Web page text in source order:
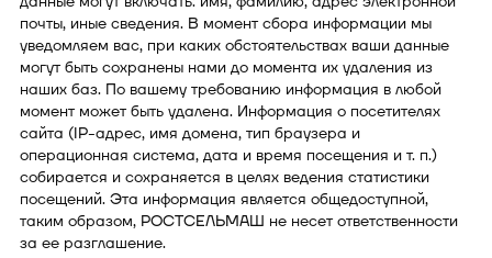
почты, иные сведения. В момент сбора информации мы
уведомляем вас, при каких обстоятельствах ваши данные
могут быть сохранены нами до момента их удаления из
наших баз. По вашему требованию информация в любой
момент может быть удалена. Информация о посетителях
сайта (IP-адрес, имя домена, тип браузера и
операционная система, дата и время посещения и т. п.)
собирается и сохраняется в целях ведения статистики
посещений. Эта информация является общедоступной,
таким образом, РОСТСЕЛЬМАШ не несет ответственности
за ее разглашение.